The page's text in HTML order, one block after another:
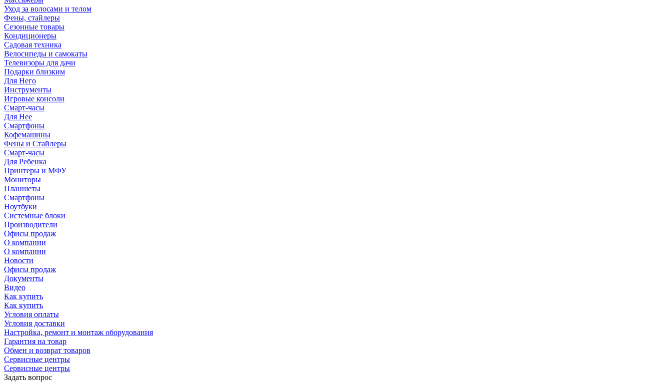
Уход за волосами и телом
Фены, стайлеры
Сезонные товары
Кондиционеры
Садовая техника
Велосипеды и самокаты
Телевизоры для дачи
Подарки близким
Для Него
Инструменты
Игровые консоли
Смарт-часы
Для Нее
Смартфоны
Кофемашины
Фены и Стайлеры
Смарт-часы
Для Ребенка
Принтеры и МФУ
Мониторы
Планшеты
Смартфоны
Ноутбуки
Системные блоки
Производители
Офисы продаж
О компании
О компании
Новости
Офисы продаж
Документы
Видео
Как купить
Как купить
Условия оплаты
Условия доставки
Настройка, ремонт и монтаж оборудования
Гарантия на товар
Обмен и возврат товаров
Сервисные центры
Сервисные центры
Задать вопрос